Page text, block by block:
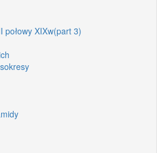
połowy XIXw(part 3)